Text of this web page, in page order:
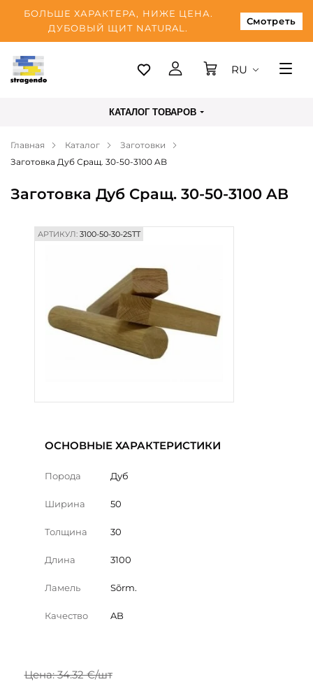
БОЛЬШЕ ХАРАКТЕРА, НИЖЕ ЦЕНА.
ДУБОВЫЙ ЩИТ NATURAL.
Смотреть
Таллинн
Оплата
Блог
Контакты
RU
КАТАЛОГ ТОВАРОВ
Главная Каталог
Заготовки
Заготовка Дуб Сращ. 30-50-3100 AB
Заготовка Дуб Сращ. 30-50-3100 AB
АРТИКУЛ:3100-50-30-2STT
ОСНОВНЫЕ ХАРАКТЕРИСТИКИ
Порода Дуб
Ширина 50
Толщина 30
Длина 3100
Ламель Sõrm.
Качество AB
Цена: 34.32 €/шт